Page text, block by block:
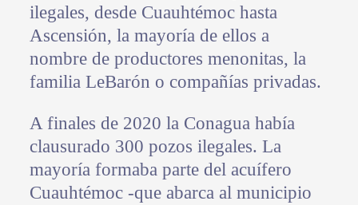
ilegales, desde Cuauhtémoc hasta
Ascensión, la mayoría de ellos a
nombre de productores menonitas, la
familia LeBarón o compañías privadas.
A finales de 2020 la Conagua había
clausurado 300 pozos ilegales. La
mayoría formaba parte del acuífero
Cuauhtémoc -que abarca al municipio